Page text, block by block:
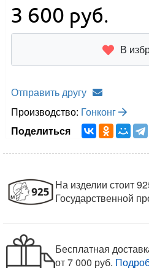
3 600 руб.
В
Отправить другу
Производство: Гонконг
Поделиться
На изделии стоит
Государственной
Бесплатная
от 7 000 руб.